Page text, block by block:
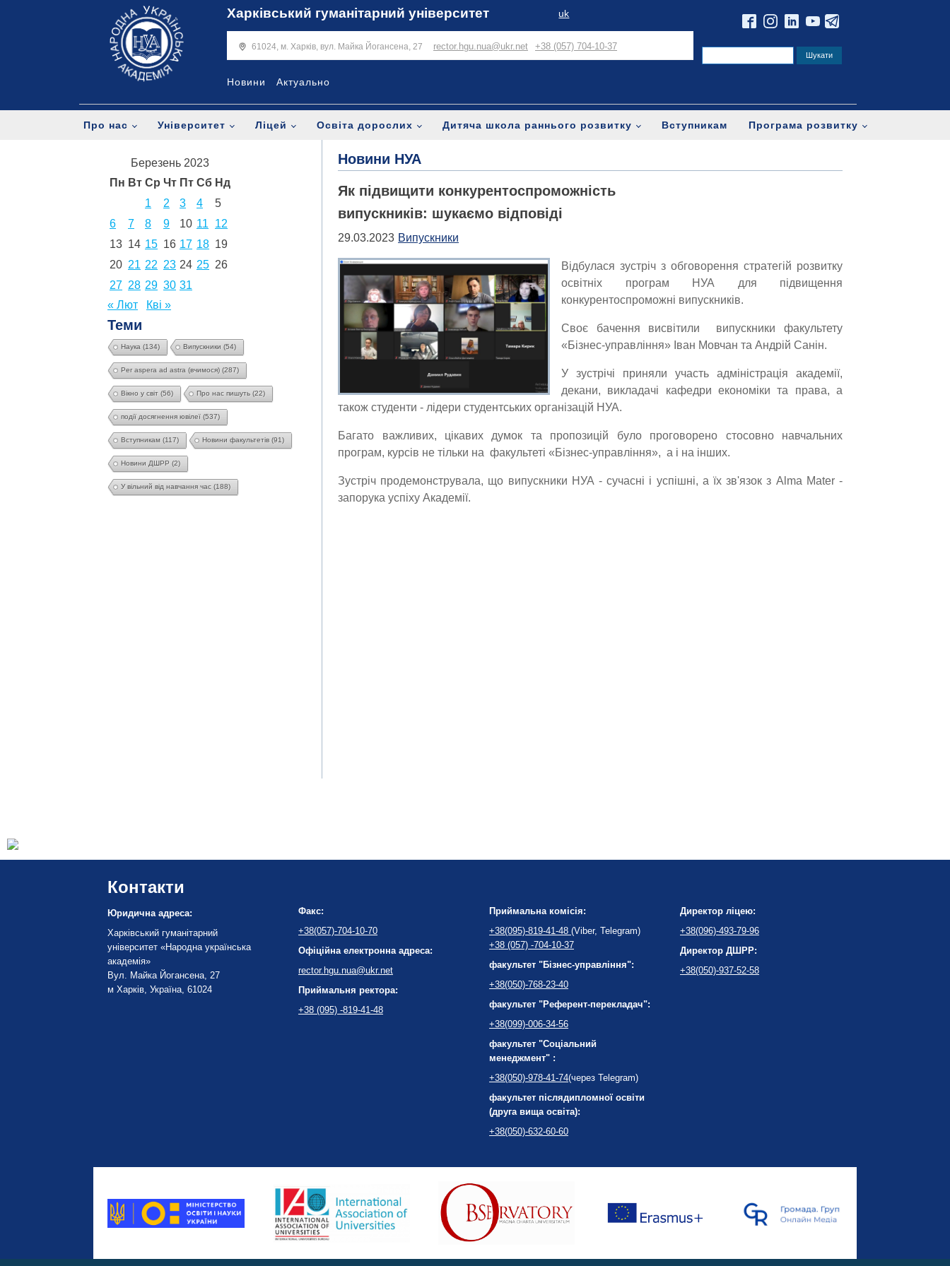
Харківський гуманітарний університет uk
61024, м. Харків, вул. Майка Йогансена, 27 rector.hgu.nua@ukr.net +38 (057) 704-10-37
Новини Актуально
Про нас Університет Ліцей Освіта дорослих Дитяча школа раннього розвитку Вступникам Програма розвитку
Березень 2023
Пн Вт Ср Чт Пт Сб Нд
1
2 3 4
5
6
7 8 9 10 11
12
13 14 15 16 17 18 19
20 21 22 23 24 25 26
27 28 29 30 31
« Лют
Кві »
Теми
Наука (134) Випускники (54)
Per aspera ad astra (вчимося) (287)
Вікно у світ (56) Про нас пишуть (22)
події досягнення ювілеї (537)
Вступникам (117) Новини факультетів (91)
Новини ДШРР (2)
У вільний від навчання час (188)
Новини НУА
Як підвищити конкурентоспроможність
випускників: шукаємо відповіді
29.03.2023 Випускники
Відбулася зустріч з обговорення стратегій розвитку
освітніх програм НУА для підвищення
конкурентоспроможні випускників.
Своє бачення висвітили випускники факультету
«Бізнес-управління» Іван Мовчан та Андрій Санін.
У зустрічі приняли участь адміністрація академії,
декани, викладачі кафедри економіки та права, а
також студенти - лідери студентських організацій НУА.
Багато важливих, цікавих думок та пропозицій було проговорено стосовно навчальних
програм, курсів не тільки на факультеті «Бізнес-управління», а і на інших.
Зустріч продемонструвала, що випускники НУА - сучасні і успішні, а їх зв'язок з Alma Mater -
запорука успіху Академії.
Контакти
Юридична адреса:
Харківський гуманітарний
університет «Народна українська
академія»
Вул. Майка Йогансена, 27
м Харків, Україна, 61024
Факс:
+38(057)-704-10-70
Офіційна електронна адреса:
rector.hgu.nua@ukr.net
Приймальня ректора:
+38 (095) -819-41-48
Приймальна комісія:
+38(095)-819-41-48 (Viber, Telegram)
+38 (057) -704-10-37
факультет "Бізнес-управління":
+38(050)-768-23-40
факультет "Референт-перекладач":
+38(099)-006-34-56
факультет "Соціальний
менеджмент" :
+38(050)-978-41-74(через Telegram)
факультет післядипломної освіти
(друга вища освіта):
+38(050)-632-60-60
Директор ліцею:
+38(096)-493-79-96
Директор ДШРР:
+38(050)-937-52-58